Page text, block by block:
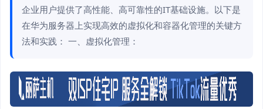
企业用户提供了高性能、高可靠性的IT基础设施。以下是
在华为服务器上实现高效的虚拟化和容器化管理的关键方
法和实践： 一、虚拟化管理：